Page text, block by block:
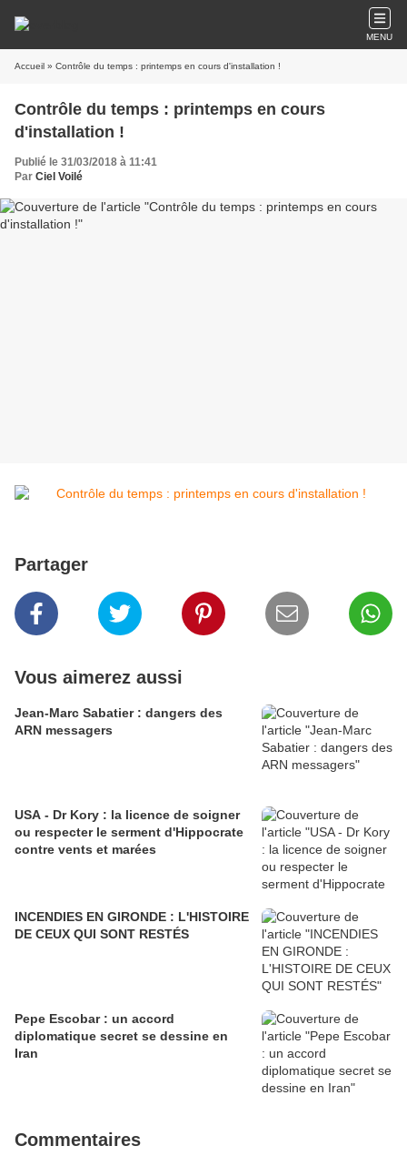
MENU
Accueil » Contrôle du temps : printemps en cours d'installation !
Contrôle du temps : printemps en cours
d'installation !
Publié le 31/03/2018 à 11:41
Par Ciel Voilé
Partager
Vous aimerez aussi
Jean-Marc Sabatier : dangers des
ARN messagers
USA - Dr Kory : la licence de soigner
ou respecter le serment d'Hippocrate
contre vents et marées
INCENDIES EN GIRONDE : L'HISTOIRE
DE CEUX QUI SONT RESTÉS
Pepe Escobar : un accord
diplomatique secret se dessine en
Iran
Commentaires